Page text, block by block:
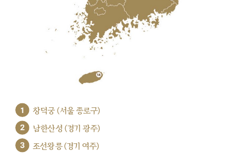
1 창덕궁 (서울 종로구)
2 남한산성 (경기 광주)
3 조선왕릉 (경기 여주)